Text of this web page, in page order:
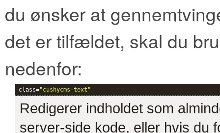
du ønsker at
det er tilfældet, skal du
nedenfor:
class="cushycms-text"
Redigerer indholdet som
server-side kode, eller hvis du